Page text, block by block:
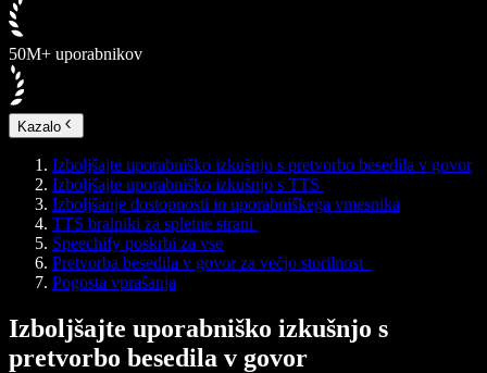
50M+ uporabnikov
Kazalo
Izboljšajte uporabniško izkušnjo s pretvorbo besedila v govor
Izboljšajte uporabniško izkušnjo s TTS
Izboljšanje dostopnosti in uporabniškega vmesnika
TTS bralniki za spletne strani
Speechify poskrbi za vse
Pretvorba besedila v govor za večjo storilnost
Pogosta vprašanja
Izboljšajte uporabniško izkušnjo s
pretvorbo besedila v govor